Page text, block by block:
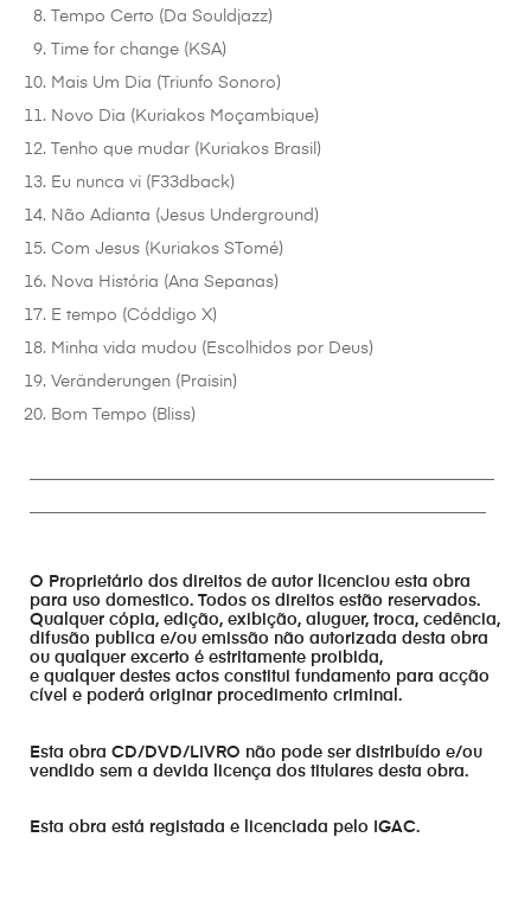
Tempo Certo (Da Souldjazz)
Time for change (KSA)
Mais Um Dia (Triunfo Sonoro)
Novo Dia (Kuriakos Moçambique)
Tenho que mudar (Kuriakos Brasil)
Eu nunca vi (F33dback)
Não Adianta (Jesus Underground)
Com Jesus (Kuriakos STomé)
Nova História (Ana Sepanas)
E tempo (Códdigo X)
Minha vida mudou (Escolhidos por Deus)
Veränderungen (Praisin)
Bom Tempo (Bliss)
O Proprietário dos direitos de autor licenciou esta obra
para uso domestico. Todos os direitos estão reservados.
Qualquer cópia, edição, exibição, aluguer, troca, cedência,
difusão publica e/ou emissão não autorizada desta obra
ou qualquer excerto é estritamente proibida,
e qualquer destes actos constitui fundamento para acção
cível e poderá originar procedimento criminal.
Esta obra CD/DVD/LIVRO não pode ser distribuído e/ou
vendido sem a devida licença dos titulares desta obra.
Esta obra está registada e licenciada pelo IGAC.